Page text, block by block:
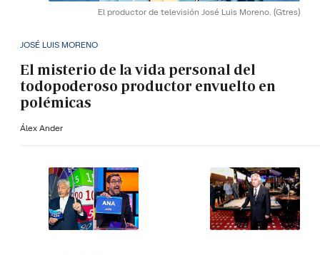
El productor de televisión José Luis Moreno. (Gtres)
JOSÉ LUIS MORENO
El misterio de la vida personal del
todopoderoso productor envuelto en
polémicas
Álex Ander